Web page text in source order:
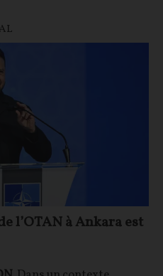
l’OTAN à Ankara est